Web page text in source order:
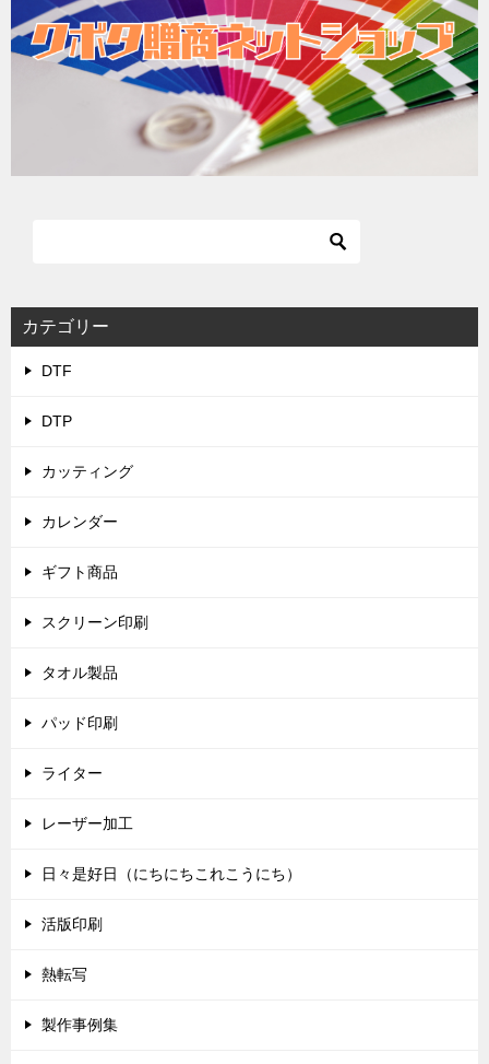
カテゴリー
DTF
DTP
カッティング
カレンダー
ギフト商品
スクリーン印刷
タオル製品
パッド印刷
ライター
レーザー加工
日々是好日（にちにちこれこうにち）
活版印刷
熱転写
製作事例集